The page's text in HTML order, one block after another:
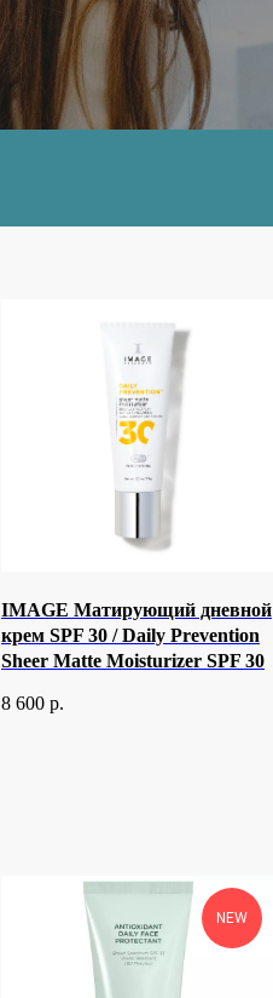
IMAGE Матирующий дневной
крем SPF 30 / Daily Prevention
Sheer Matte Moisturizer SPF 30
8 600 р.
NEW